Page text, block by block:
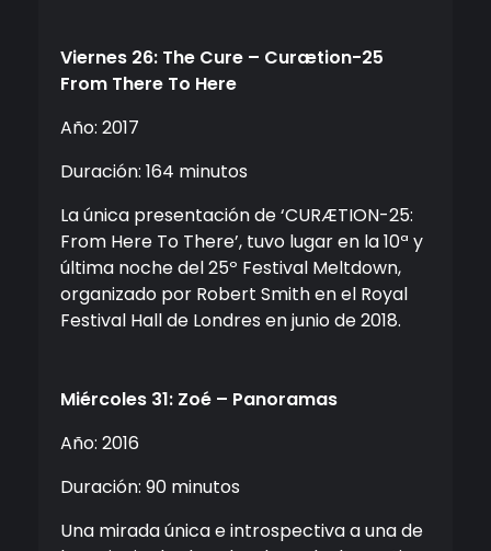
Viernes 26: The Cure – Curætion-25
From There To Here
Año: 2017
Duración: 164 minutos
La única presentación de ‘CURÆTION-25:
From Here To There’, tuvo lugar en la 10ª y
última noche del 25º Festival Meltdown,
organizado por Robert Smith en el Royal
Festival Hall de Londres en junio de 2018.
Miércoles 31: Zoé – Panoramas
Año: 2016
Duración: 90 minutos
Una mirada única e introspectiva a una de